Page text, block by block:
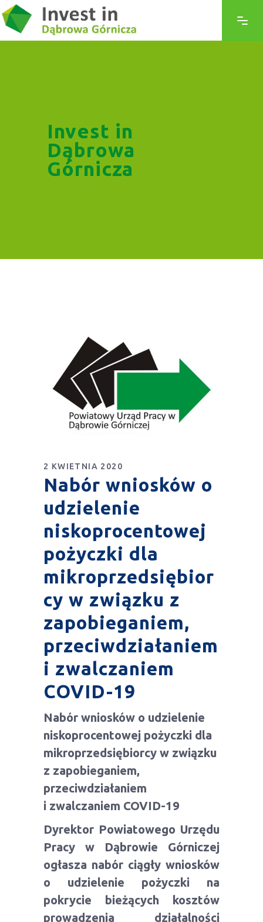
Invest in
Dąbrowa
Górnicza
2 KWIETNIA 2020
Nabór wniosków o
udzielenie
niskoprocentowej
pożyczki dla
mikroprzedsiębior
cy w związku z
zapobieganiem,
przeciwdziałaniem
i zwalczaniem
COVID-19
Nabór wniosków o udzielenie
niskoprocentowej pożyczki dla
mikroprzedsiębiorcy w związku
z zapobieganiem,
przeciwdziałaniem
i zwalczaniem COVID-19
Dyrektor Powiatowego Urzędu
Pracy w Dąbrowie Górniczej
ogłasza nabór ciągły wniosków
o udzielenie pożyczki na
pokrycie bieżących kosztów
prowadzenia działalności